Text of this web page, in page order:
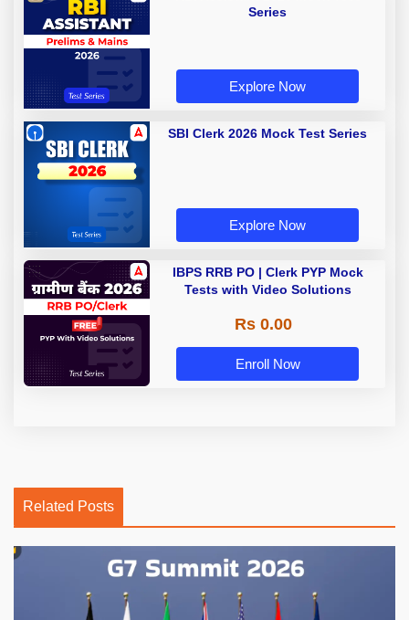
Series
Explore Now
SBI Clerk 2026 Mock Test Series
Explore Now
IBPS RRB PO | Clerk PYP Mock
Tests with Video Solutions
Rs 0.00
Enroll Now
Related Posts